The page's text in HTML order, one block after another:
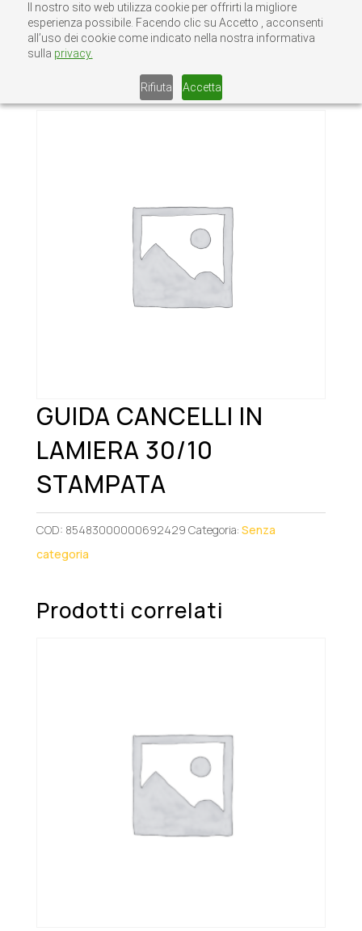
Il nostro sito web utilizza cookie per offrirti la migliore
esperienza possibile. Facendo clic su Accetto , acconsenti
all’uso dei cookie come indicato nella nostra informativa
sulla privacy.
Rifiuta Accetta
Home/Senza categoria
IN LAMIERA 30/10 STAMPATA
GUIDA CANCELLI IN
LAMIERA 30/10
STAMPATA
COD: 85483000000692429 Categoria: Senza
categoria
Prodotti correlati